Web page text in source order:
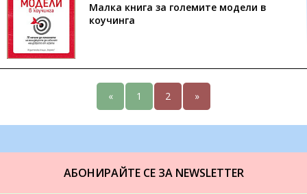
Малка книга за големите модели в
коучинга
« 1 2 »
АБОНИРАЙТЕ СЕ ЗА NEWSLETTER